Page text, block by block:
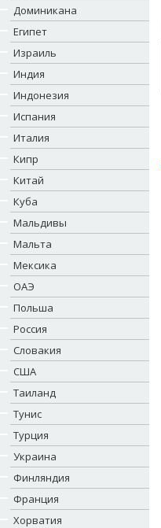
Доминикана
Египет
Израиль
Индия
Индонезия
Испания
Италия
Кипр
Китай
Куба
Мальдивы
Мальта
Мексика
ОАЭ
Польша
Россия
Словакия
США
Таиланд
Тунис
Турция
Украина
Финляндия
Франция
Хорватия